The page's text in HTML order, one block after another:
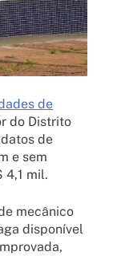
de
do Distrito
de
e sem
4,1 mil.
mecânico
disponível